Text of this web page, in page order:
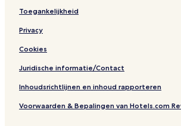
Toegankelijkheid
Privacy
Cookies
Juridische informatie/Contact
Inhoudsrichtlijnen en inhoud rapporteren
Voorwaarden & Bepalingen van Hotels.com